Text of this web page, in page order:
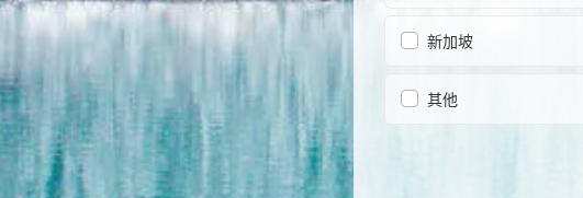
新加坡
其他